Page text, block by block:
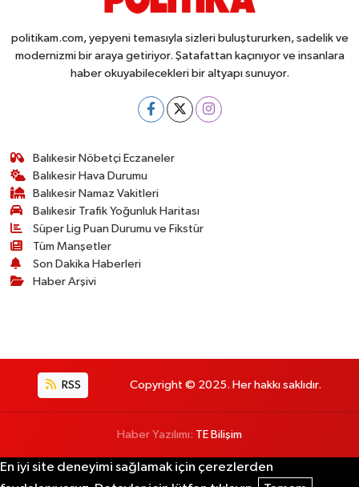
politikam.com, yepyeni temasıyla sizleri buluştururken, sadelik ve
modernizmi bir araya getiriyor. Şatafattan kaçınıyor ve insanlara
haber okuyabilecekleri bir altyapı sunuyor.
Balıkesir Nöbetçi Eczaneler
Balıkesir Hava Durumu
Balıkesir Namaz Vakitleri
Balıkesir Trafik Yoğunluk Haritası
Süper Lig Puan Durumu ve Fikstür
Tüm Manşetler
Son Dakika Haberleri
Haber Arşivi
RSS Copyright © 2025. Her hakkı saklıdır.
Haber Yazılımı: TE Bilişim
En iyi site deneyimi sağlamak için çerezlerden